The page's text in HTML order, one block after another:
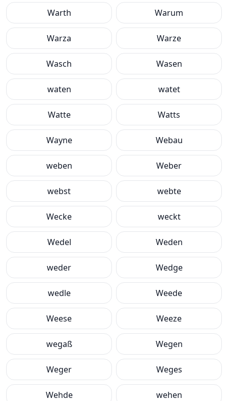
Warth Warum
Warza Warze
Wasch Wasen
waten watet
Watte Watts
Wayne Webau
weben Weber
webst webte
Wecke weckt
Wedel Weden
weder Wedge
wedle Weede
Weese Weeze
wegaß Wegen
Weger Weges
Wehde wehen